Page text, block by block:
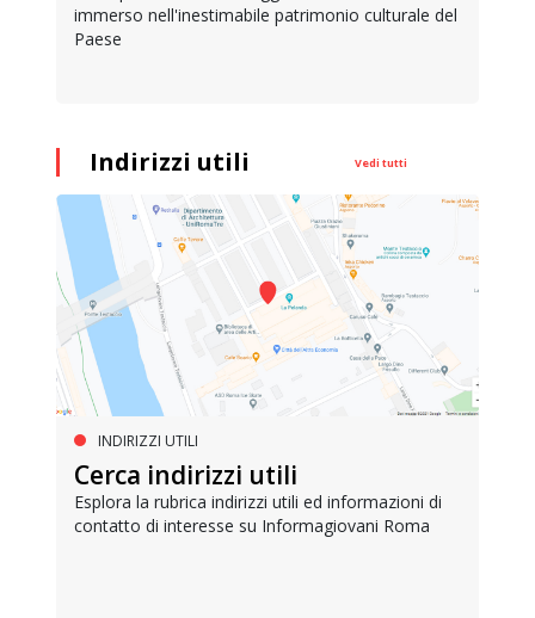
immerso nell'inestimabile patrimonio culturale del
Paese
Indirizzi utili Vedi tutti
INDIRIZZI UTILI
Cerca indirizzi utili
Esplora la rubrica indirizzi utili ed informazioni di
contatto di interesse su Informagiovani Roma